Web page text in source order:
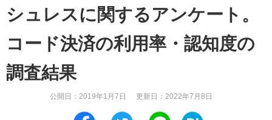
シュレスに関するアンケート。
コード決済の利用率・認知度の
調査結果
公開日： 2019年1月7日 更新日： 2022年7月8日